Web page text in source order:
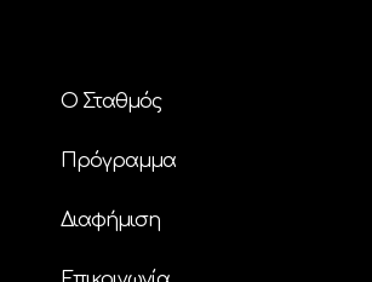
Ο Σταθμός
Πρόγραμμα
Διαφήμιση